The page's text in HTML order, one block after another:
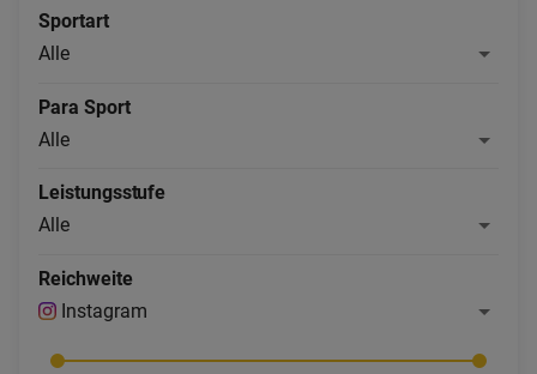
Sportart
Alle
Para Sport
Alle
Leistungsstufe
Alle
Reichweite
Instagram